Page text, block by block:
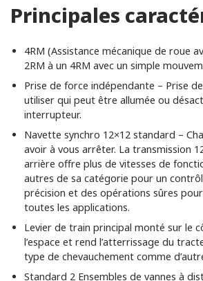
Principales
4RM (Assistance mécanique de roue
2RM à un 4RM avec un simple
Prise de force indépendante – Prise
utiliser qui peut être allumée ou
interrupteur.
Navette synchro 12×12 standard –
avoir à vous arrêter. La transmission
arrière offre plus de vitesses de
autres de sa catégorie pour un
précision et des opérations sûres
toutes les applications.
Levier de train principal monté sur le
l’espace et rend l’atterrissage du
type de chevauchement comme
Standard 2 Ensembles de vannes à